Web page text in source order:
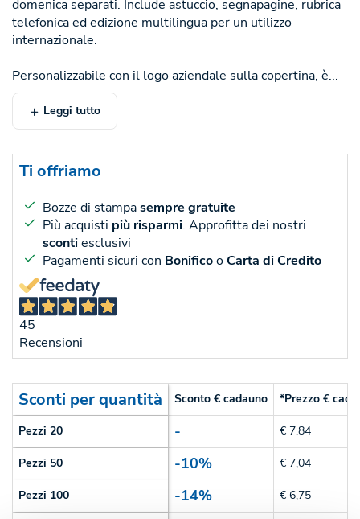
domenica separati. Include astuccio, segnapagine, rubrica
telefonica ed edizione multilingua per un utilizzo
internazionale.
Personalizzabile con il logo aziendale sulla copertina, è...
Leggi tutto
Ti offriamo
Bozze di stampasempre gratuite
Più acquisti più risparmi. Approfitta dei nostri
scontiesclusivi
Pagamenti sicuri con BonificooCarta di Credito
45
Recensioni
Sconti per quantità Sconto € cadauno *Prezzo €
Pezzi 20 - € 7,84
Pezzi 50 -10% € 7,04
Pezzi 100 -14% € 6,75